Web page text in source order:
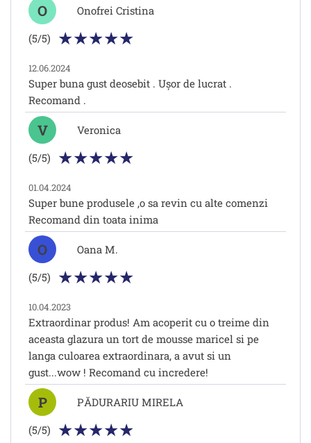
O
Onofrei Cristina
(5/5)
12.06.2024
Super buna gust deosebit . Ușor de lucrat .
Recomand .
V
Veronica
(5/5)
01.04.2024
Super bune produsele ,o sa revin cu alte comenzi
Recomand din toata inima
O
Oana M.
(5/5)
10.04.2023
Extraordinar produs! Am acoperit cu o treime din
aceasta glazura un tort de mousse maricel si pe
langa culoarea extraordinara, a avut si un
gust...wow ! Recomand cu incredere!
P
PĂDURARIU MIRELA
(5/5)